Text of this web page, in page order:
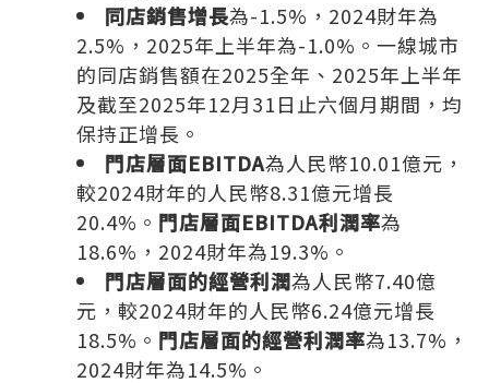
同店銷售增長為-1.5%，2024財年為
2.5%，2025年上半年為-1.0%。一線城市
的同店銷售額在2025全年、2025年上半年
及截至2025年12月31日止六個月期間，均
保持正增長。
門店層面EBITDA為人民幣10.01億元，
較2024財年的人民幣8.31億元增長
20.4%。 門店層面EBITDA利潤率為
18.6%，2024財年為19.3%。
門店層面的經營利潤為人民幣7.40億
元，較2024財年的人民幣6.24億元增長
18.5%。 門店層面的經營利潤率為13.7%，
2024財年為14.5%。